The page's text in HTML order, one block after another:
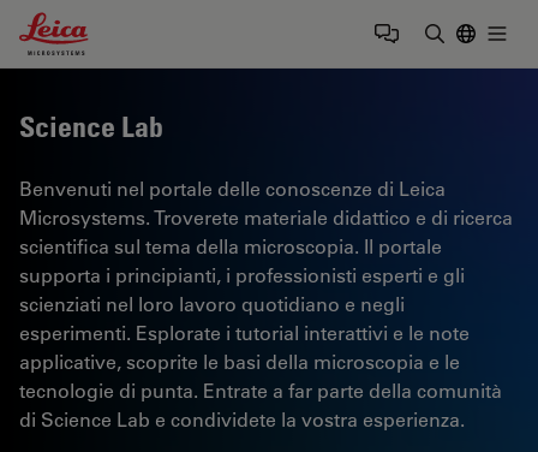
Leica Microsystems Logo
Science Lab
Benvenuti nel portale delle conoscenze di Leica
Microsystems. Troverete materiale didattico e di ricerca
scientifica sul tema della microscopia. Il portale
supporta i principianti, i professionisti esperti e gli
scienziati nel loro lavoro quotidiano e negli
esperimenti. Esplorate i tutorial interattivi e le note
applicative, scoprite le basi della microscopia e le
tecnologie di punta. Entrate a far parte della comunità
di Science Lab e condividete la vostra esperienza.